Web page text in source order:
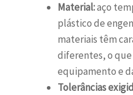
Material:aço
plástico de
materiais têm
diferentes, o
equipamento e
Tolerâncias